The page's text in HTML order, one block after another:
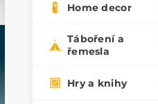
Home decor
Táboření a
řemesla
Hry a knihy